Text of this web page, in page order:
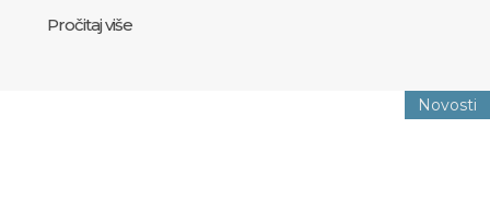
Pročitaj više
Novosti